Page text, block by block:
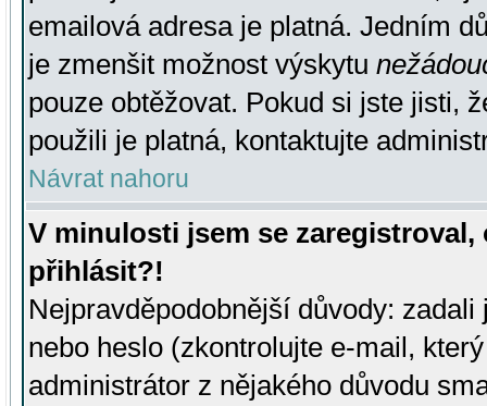
emailová adresa je platná. Jedním
je zmenšit možnost výskytu
pouze obtěžovat. Pokud si jste jisti,
použili je platná, kontaktujte
Návrat nahoru
V minulosti jsem se
přihlásit?!
Nejpravděpodobnější důvody:
nebo heslo (zkontrolujte e-mail,
administrátor z nějakého důvodu